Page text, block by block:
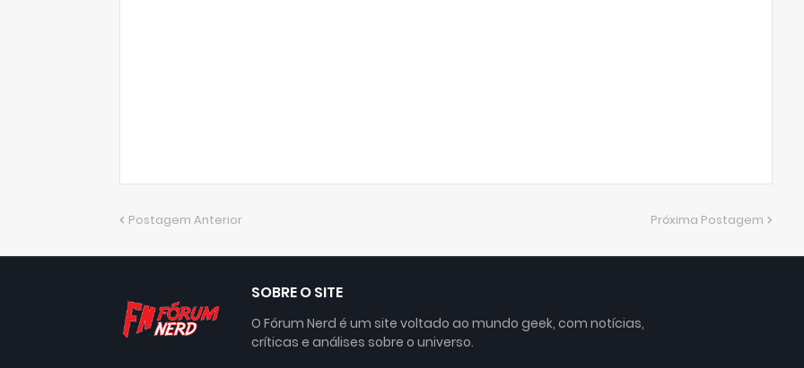
Postagem Anterior Próxima Postagem
SOBRE O SITE
O Fórum Nerd é um site voltado ao mundo geek, com notícias,
críticas e análises sobre o universo.